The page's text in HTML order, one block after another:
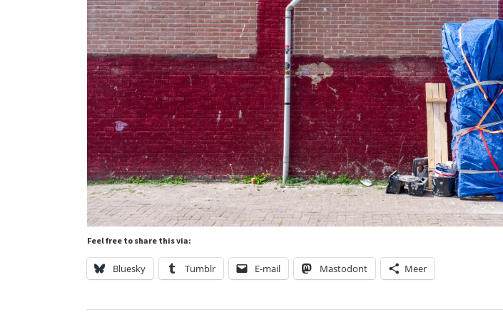
Feel free to share this via:
Bluesky Tumblr E-mail Mastodont Meer